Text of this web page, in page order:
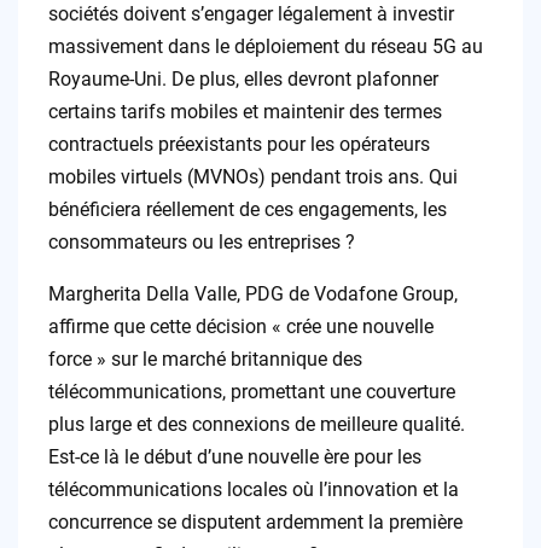
sociétés doivent s’engager légalement à investir
massivement dans le déploiement du réseau 5G au
Royaume-Uni. De plus, elles devront plafonner
certains tarifs mobiles et maintenir des termes
contractuels préexistants pour les opérateurs
mobiles virtuels (MVNOs) pendant trois ans. Qui
bénéficiera réellement de ces engagements, les
consommateurs ou les entreprises ?
Margherita Della Valle, PDG de Vodafone Group,
affirme que cette décision « crée une nouvelle
force » sur le marché britannique des
télécommunications, promettant une couverture
plus large et des connexions de meilleure qualité.
Est-ce là le début d’une nouvelle ère pour les
télécommunications locales où l’innovation et la
concurrence se disputent ardemment la première